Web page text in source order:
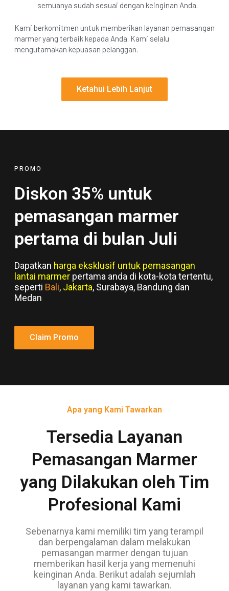
semuanya sudah sesuai dengan keinginan Anda.
Kami berkomitmen untuk memberikan layanan pemasangan
marmer yang terbaik kepada Anda. Kami selalu
mengutamakan kepuasan pelanggan.
Ketahui Lebih Lanjut
PROMO
Diskon 35% untuk
pemasangan marmer
pertama di bulan Juli
Dapatkan harga eksklusif untuk pemasangan
lantai marmer pertama anda di kota-kota tertentu,
seperti Bali, Jakarta, Surabaya, Bandung dan
Medan
Claim Promo
Apa yang Kami Tawarkan
Tersedia Layanan
Pemasangan Marmer
yang Dilakukan oleh Tim
Profesional Kami
Sebenarnya kami memiliki tim yang terampil
dan berpengalaman dalam melakukan
pemasangan marmer dengan tujuan
memberikan hasil kerja yang memenuhi
keinginan Anda. Berikut adalah sejumlah
layanan yang kami tawarkan.